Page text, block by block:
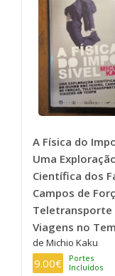
A Física do
Uma
Científica dos
Campos de
Teletransporte
Viagens no
de Michio Kaku
9.00€
Portes
Incluídos